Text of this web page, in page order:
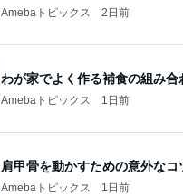
Amebaトピックス 2日前
わが家でよく作る補食の組み合
Amebaトピックス 1日前
肩甲骨を動かすための意外なコ
Amebaトピックス 1日前